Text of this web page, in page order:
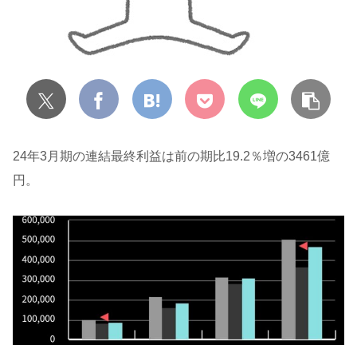
24年3月期の連結最終利益は前の期比19.2％増の3461億
円。